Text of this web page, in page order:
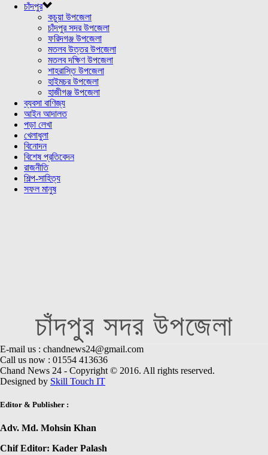
চাঁদপুর
কচুয়া উপজেলা
চাঁদপুর সদর উপজেলা
ফরিদগঞ্জ উপজেলা
মতলব উত্তর উপজেলা
মতলব দক্ষিণ উপজেলা
শাহরাস্তি উপজেলা
হাইমচর উপজেলা
হাজীগঞ্জ উপজেলা
ব্যবসা বাণিজ্য
আইন আদালত
পড়া লেখা
খেলাধুলা
বিনোদন
বিশেষ প্রতিবেদন
রাজনীতি
শিল্প-সাহিত্য
সফল মানুষ
চাঁদপুর সদর উপজেলা
E-mail us : chandnews24@gmail.com
Call us now : 01554 413636
Chand News 24 - Copyright © 2016. All rights reserved.
Designed by Skill Touch IT
Editor & Publisher :
Adv. Md. Mohsin Khan
Chif Editor: Kader Palash